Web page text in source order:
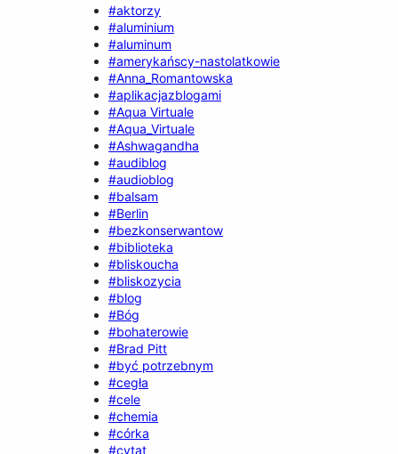
#aktorzy
#aluminium
#aluminum
#amerykańscy-nastolatkowie
#Anna_Romantowska
#aplikacjazblogami
#Aqua Virtuale
#Aqua_Virtuale
#Ashwagandha
#audiblog
#audioblog
#balsam
#Berlin
#bezkonserwantow
#biblioteka
#bliskoucha
#bliskozycia
#blog
#Bóg
#bohaterowie
#Brad Pitt
#być potrzebnym
#cegła
#cele
#chemia
#córka
#cytat